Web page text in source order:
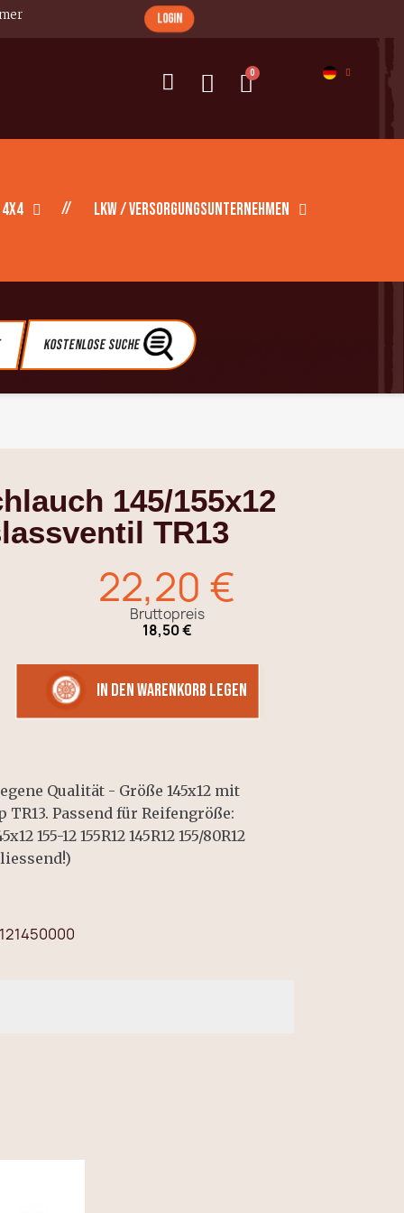
login
LKW / Versorgungsunternehmen
Kostenlose Suche
145/155x12
TR13
22,20 €
Bruttopreis
18,50 €
in den Warenkorb legen
Qualität - Größe 145x12 mit
Passend für Reifengröße:
155-12 155R12 145R12 155/80R12